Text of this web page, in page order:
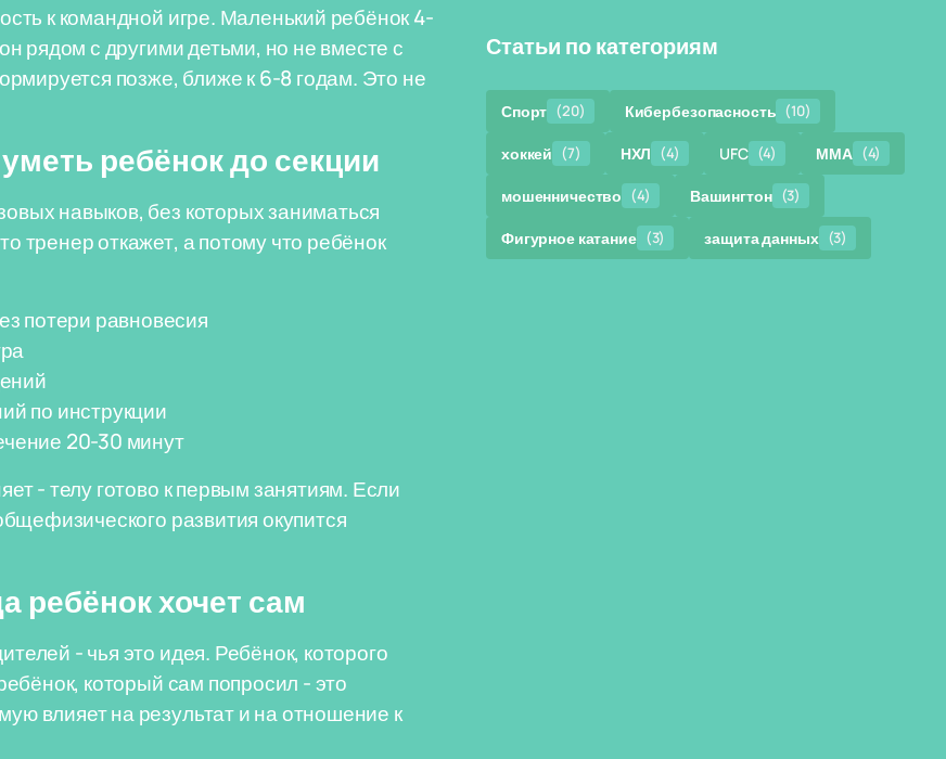
к командной игре. Маленький ребёнок 4-
рядом с другими детьми, но не вместе с
позже, ближе к 6-8 годам. Это не
ребёнок до секции
навыков, без которых заниматься
тренер откажет, а потому что ребёнок
потери равновесия
по инструкции
20-30 минут
- телу готово к первым занятиям. Если
развития окупится
ребёнок хочет сам
- чья это идея. Ребёнок, которого
который сам попросил - это
влияет на результат и на отношение к
Статьи по категориям
Спорт (20) Кибербезопасность (10)
хоккей (7) НХЛ (4) UFC (4) ММА (4)
мошенничество (4) Вашингтон (3)
Фигурное катание (3) защита данных (3)